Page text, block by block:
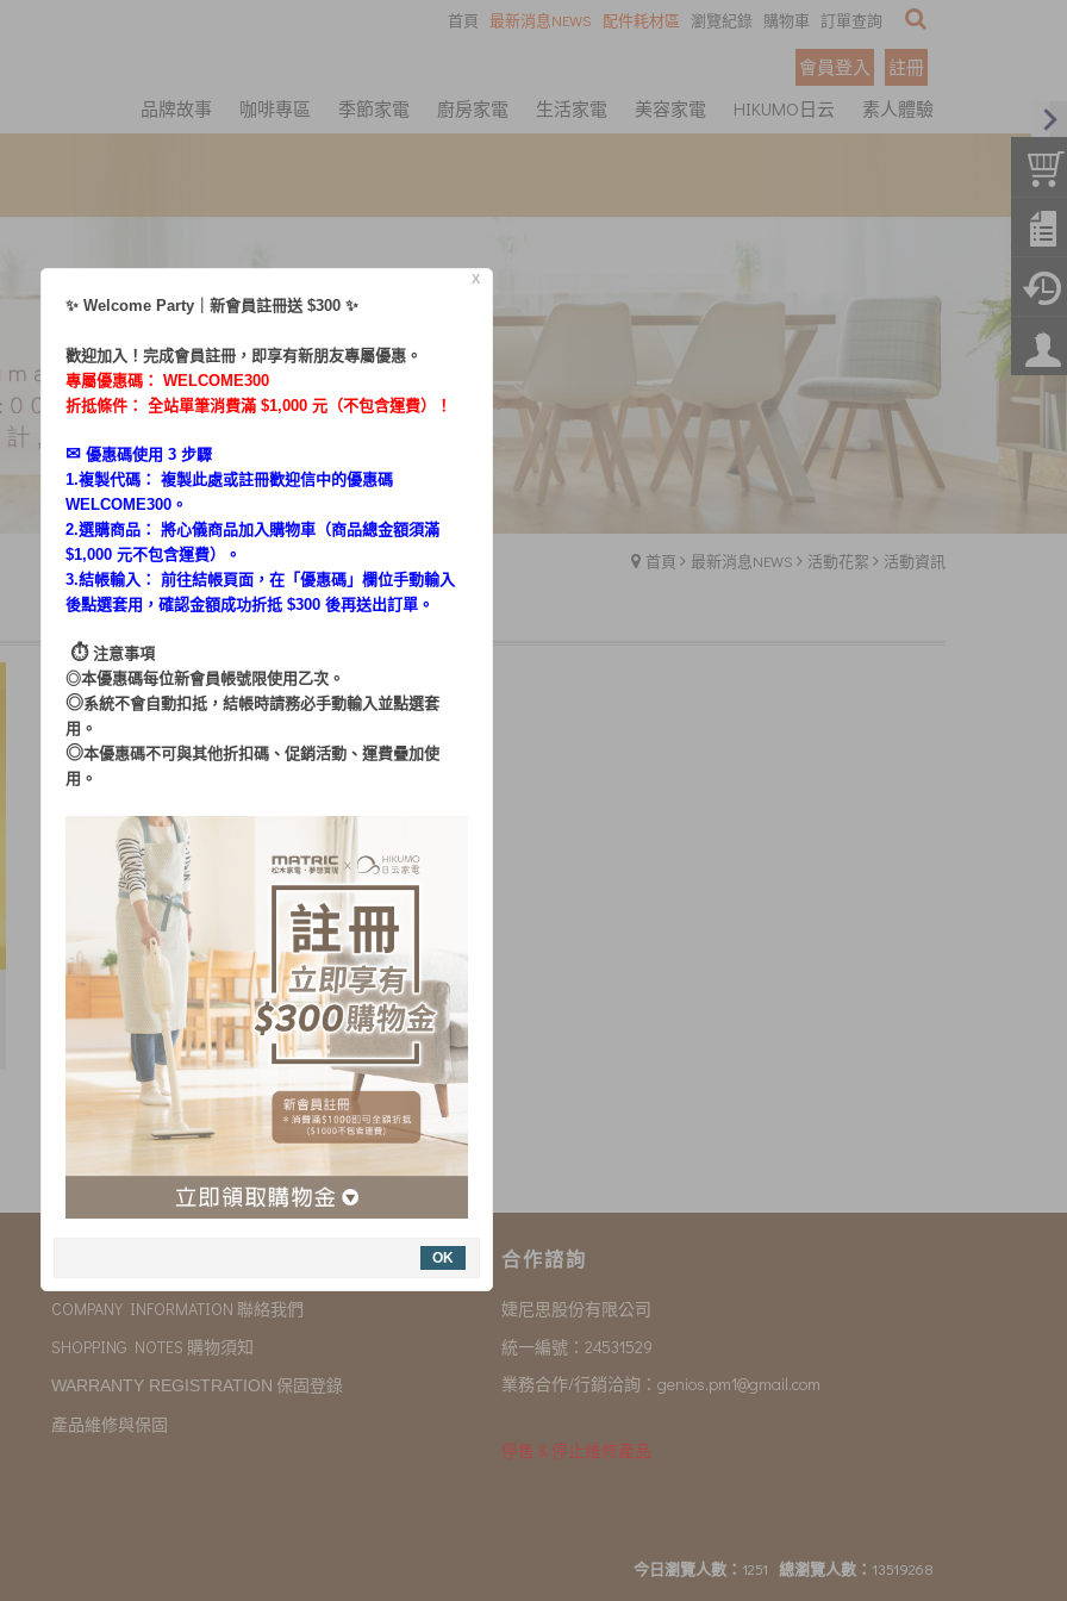
首頁 最新消息NEWS 配件耗材區 瀏覽紀錄 購物車 訂單查詢
會員登入
註冊
品牌故事
咖啡專區 季節家電 廚房家電 生活家電 美容家電 HIKUMO日云 素人體驗
首頁 最新消息NEWS 活動花絮 活動資訊
COMPANY INFORMATION 聯絡我們
SHOPPING NOTES 購物須知
WARRANTY REGISTRATION 保固登錄
產品維修與保固
合作諮詢
婕尼思股份有限公司
統一編號：24531529
業務合作/行銷洽詢：genios.pm1@gmail.com
停售 & 停止維修產品
今日瀏覽人數： 1251 總瀏覽人數： 13519268
X
✨ Welcome Party｜新會員註冊送 $300 ✨
歡迎加入！完成會員註冊，即享有新朋友專屬優惠。
專屬優惠碼： WELCOME300
折抵條件： 全站單筆消費滿 $1,000 元（不包含運費）！
✉︎ 優惠碼使用 3 步驟
1.複製代碼： 複製此處或註冊歡迎信中的優惠碼
WELCOME300。
2.選購商品： 將心儀商品加入購物車（商品總金額須滿
$1,000 元不包含運費）。
3.結帳輸入： 前往結帳頁面，在「 優惠碼 」欄位手動輸入
後點選套用，確認金額成功折抵 $300 後再送出訂單。
⏱︎ 注意事項
◎本優惠碼每位新會員帳號限使用乙次。
◎系統不會自動扣抵，結帳時請務必手動輸入並點選套
用。
◎本優惠碼不可與其他折扣碼、促銷活動、運費疊加使
用。
OK